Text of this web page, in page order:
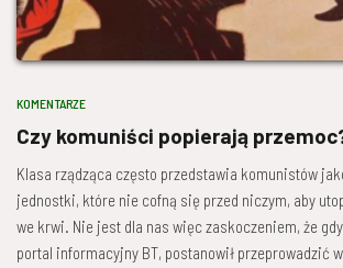
KOMENTARZE
Czy komuniści popierają
Klasa rządząca często przedstawia komunistów
jednostki, które nie cofną się przed niczym, aby
we krwi. Nie jest dla nas więc zaskoczeniem, że
portal informacyjny BT, postanowił przeprowadzić